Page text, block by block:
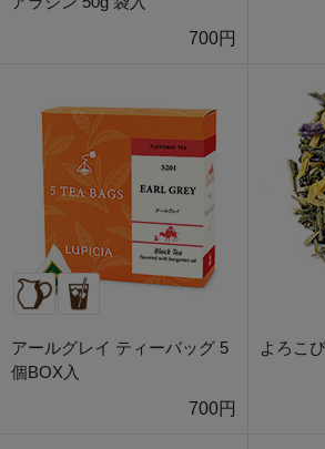
700円
アールグレイ ティーバッグ 5
個BOX入
700円
よろこ